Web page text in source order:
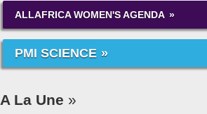
ALLAFRICA WOMEN'S AGENDA
PMI SCIENCE
A La Une